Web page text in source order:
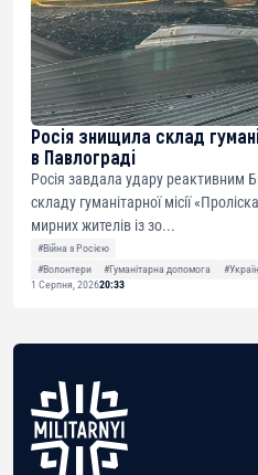
Росія знищила склад
в Павлограді
Росія завдала удару реактивним
складу гуманітарної місії
мирних жителів із зо...
#Війна з Росією
#Волонтери
#Гуманітарна допомога
1 Серпня, 202620:33